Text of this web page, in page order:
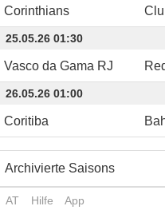
Corinthians
25.05.26 01:30
Vasco da Gama RJ
26.05.26 01:00
Coritiba
Archivierte Saisons
AT Hilfe App